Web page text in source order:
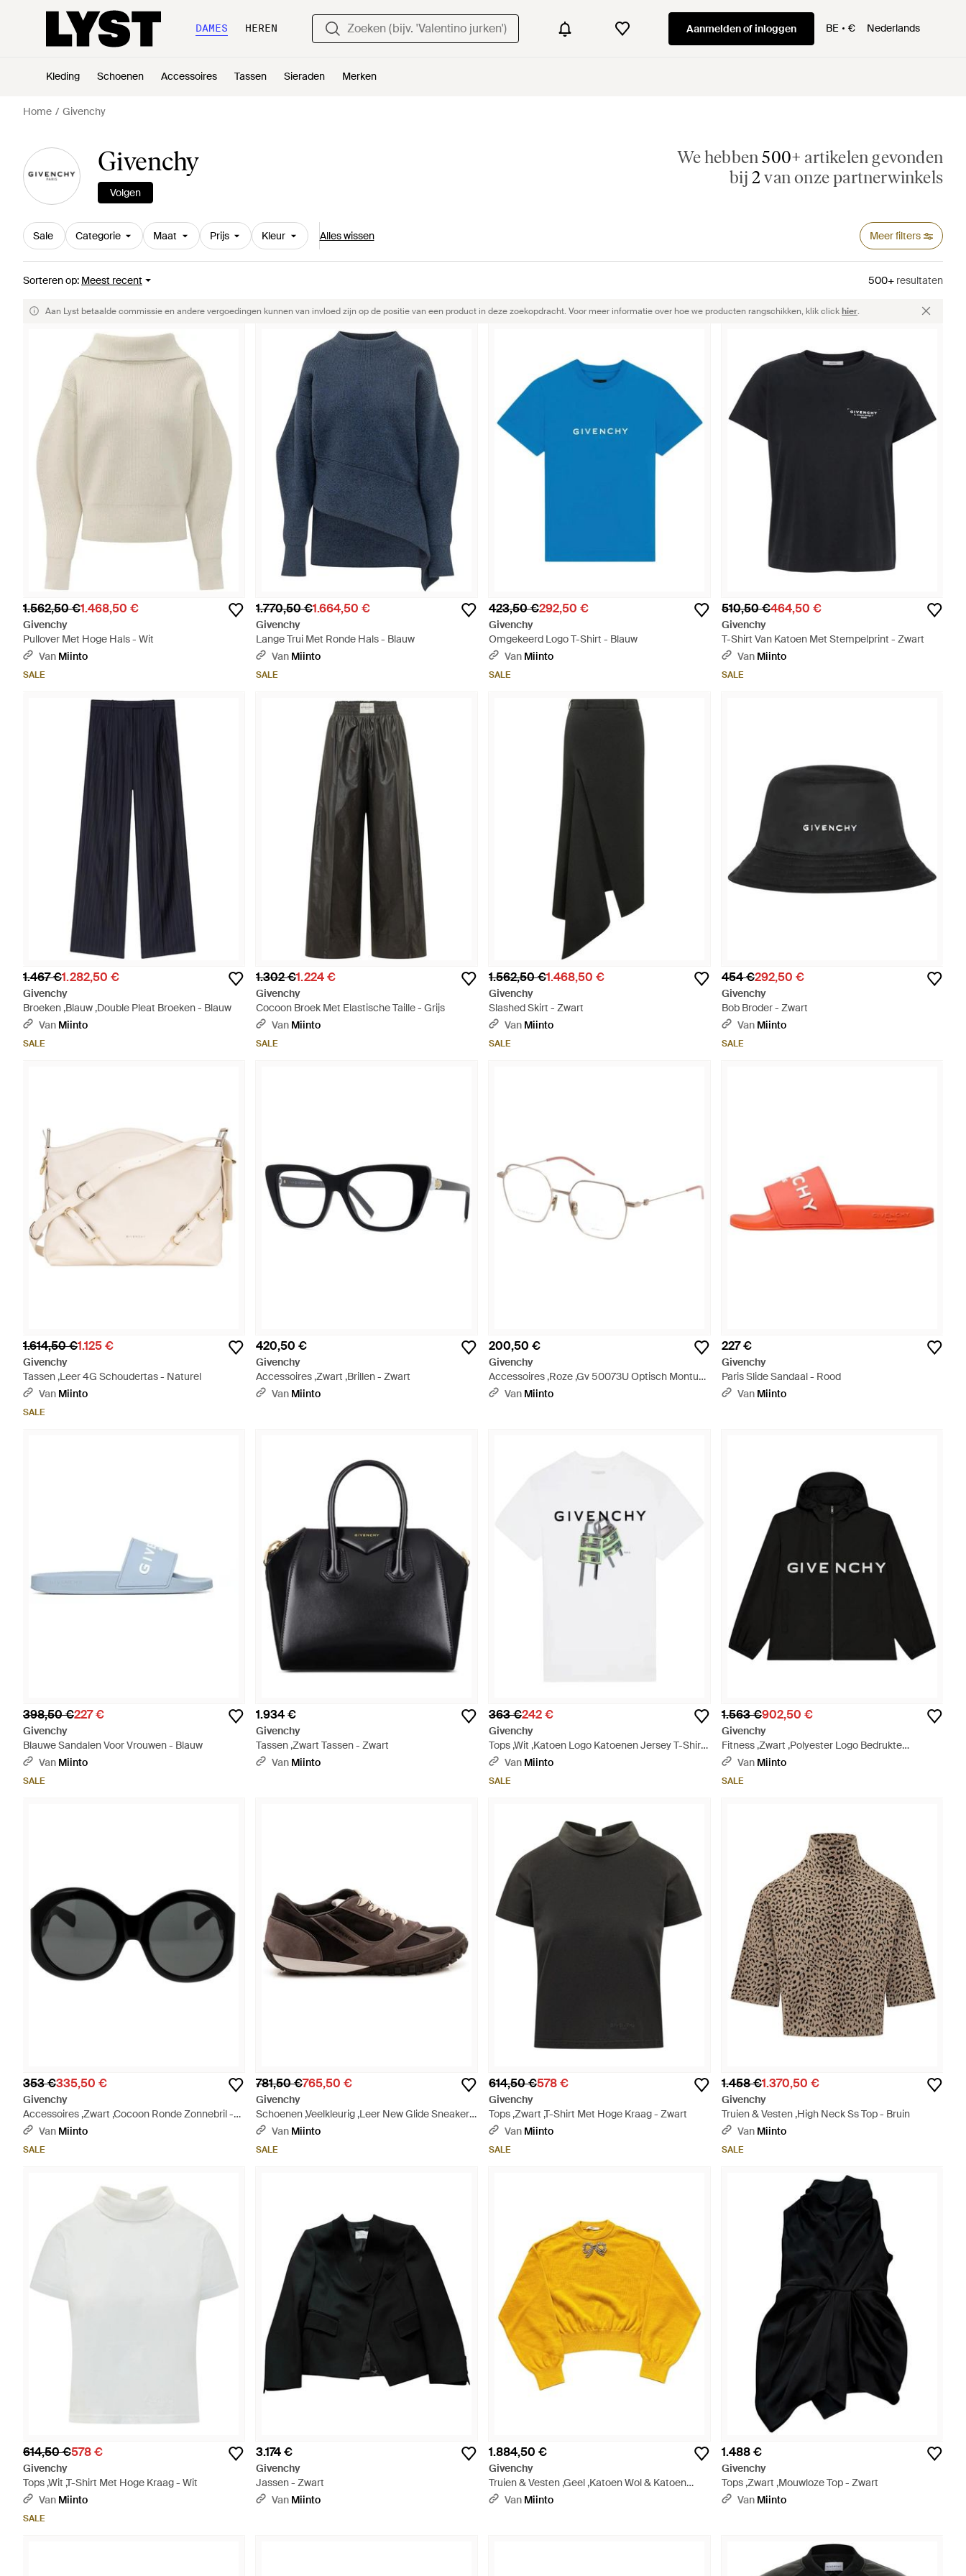
DAMES HEREN Aanmelden of inloggen BE € Nederlands
Kleding Schoenen Accessoires Tassen Sieraden Merken
Home Givenchy
Givenchy
Volgen
We hebben500+ artikelen gevonden
bij 2 van onze partnerwinkels
Sale Categorie Maat Prijs Kleur Alles wissen Meer filters
Sorteren op: Meest recent 500+ resultaten
Aan Lyst betaalde commissie en andere vergoedingen kunnen van invloed zijn op de positie van een product in deze zoekopdracht. Voor meer informatie over hoe we producten rangschikken, klik clickhier.
1.562,50 €1.468,50 €
Givenchy
Pullover Met Hoge Hals - Wit
Van Miinto
SALE
1.770,50 €1.664,50 €
Givenchy
Lange Trui Met Ronde Hals - Blauw
Van Miinto
SALE
423,50 €292,50 €
Givenchy
Omgekeerd Logo T-Shirt - Blauw
Van Miinto
SALE
510,50 €464,50 €
Givenchy
T-Shirt Van Katoen Met Stempelprint - Zwart
Van Miinto
SALE
1.467 €1.282,50 €
Givenchy
Broeken ,Blauw ,Double Pleat Broeken - Blauw
Van Miinto
SALE
1.302 €1.224 €
Givenchy
Cocoon Broek Met Elastische Taille - Grijs
Van Miinto
SALE
1.562,50 €1.468,50 €
Givenchy
Slashed Skirt - Zwart
Van Miinto
SALE
454 €292,50 €
Givenchy
Bob Broder - Zwart
Van Miinto
SALE
1.614,50 €1.125 €
Givenchy
Tassen ,Leer 4G Schoudertas - Naturel
Van Miinto
SALE
420,50 €
Givenchy
Accessoires ,Zwart ,Brillen - Zwart
Van Miinto
200,50 €
Givenchy
Accessoires ,Roze ,Gv 50073U Optisch Montuur
- Metallic
Van Miinto
227 €
Givenchy
Paris Slide Sandaal - Rood
Van Miinto
398,50 €227 €
Givenchy
Blauwe Sandalen Voor Vrouwen - Blauw
Van Miinto
SALE
1.934 €
Givenchy
Tassen ,Zwart Tassen - Zwart
Van Miinto
363 €242 €
Givenchy
Tops ,Wit ,Katoen Logo Katoenen Jersey T-Shirt
- WitVan Miinto
SALE
1.563 €902,50 €
Givenchy
Fitness ,Zwart ,Polyester Logo Bedrukte
Windjack - Zwart
Van Miinto
SALE
353 €335,50 €
Givenchy
Accessoires ,Zwart ,Cocoon Ronde Zonnebril -
Zwart
Van Miinto
SALE
781,50 €765,50 €
Givenchy
Schoenen ,Veelkleurig ,Leer New Glide Sneakers
- Bruin
Van Miinto
SALE
614,50 €578 €
Givenchy
Tops ,Zwart ,T-Shirt Met Hoge Kraag - Zwart
Van Miinto
SALE
1.458 €1.370,50 €
Givenchy
Truien & Vesten ,High Neck Ss Top - Bruin
Van Miinto
SALE
614,50 €578 €
Givenchy
Tops ,Wit ,T-Shirt Met Hoge Kraag - Wit
Van Miinto
SALE
3.174 €
Givenchy
Jassen - Zwart
Van Miinto
1.884,50 €
Givenchy
Truien & Vesten ,Geel ,Katoen Wol & Katoen
Geborduurd Lint Trui - Geel
Van Miinto
1.488 €
Givenchy
Tops ,Zwart ,Mouwloze Top - Zwart
Van Miinto